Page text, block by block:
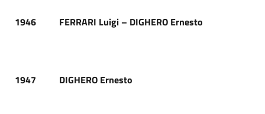
1946 FERRARI Luigi – DIGHERO Ernesto
1947 DIGHERO Ernesto